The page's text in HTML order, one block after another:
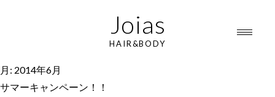
Joias
HAIR&BODY
月: 2014年6月
サマーキャンペーン！！